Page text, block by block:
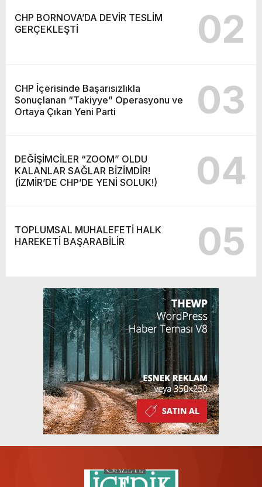
CHP BORNOVA’DA DEVİR TESLİM
GERÇEKLEŞTİ
02
CHP İçerisinde Başarısızlıkla
Sonuçlanan “Takiyye” Operasyonu ve
Ortaya Çıkan Yeni Parti
03
DEĞİŞİMCİLER “ZOOM” OLDU
KALANLAR SAĞLAR BİZİMDİR!
(İZMİR’DE CHP’DE YENİ SOLUK!)
04
TOPLUMSAL MUHALEFETİ HALK
HAREKETİ BAŞARABİLİR
05